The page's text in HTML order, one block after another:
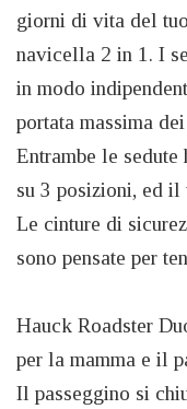
giorni di vita del
navicella 2 in 1. I
in modo
portata massima
Entrambe le
su 3 posizioni, ed
Le cinture di
sono pensate per
Hauck Roadster
per la mamma e il
Il passeggino si